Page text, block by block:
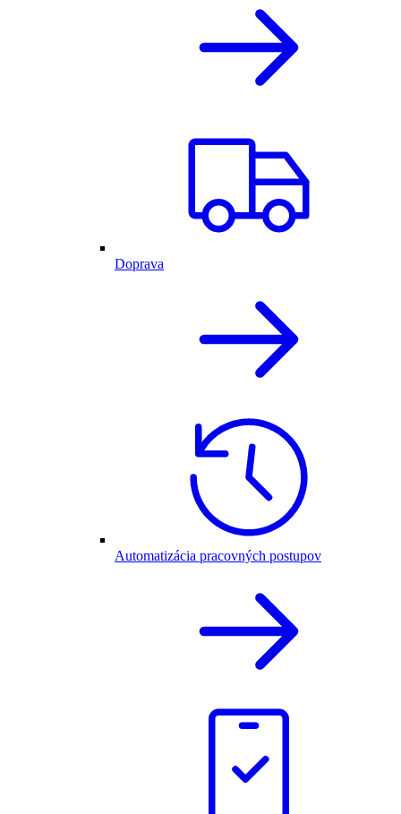
Doprava
Automatizácia pracovných postupov